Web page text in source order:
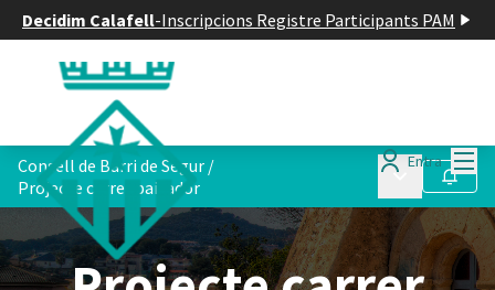
Decidim Calafell-Inscripcions Registre Participants PAM
Entra
Consell de Barri de Segur /
Projecte carrer baixador
Menú Seguir